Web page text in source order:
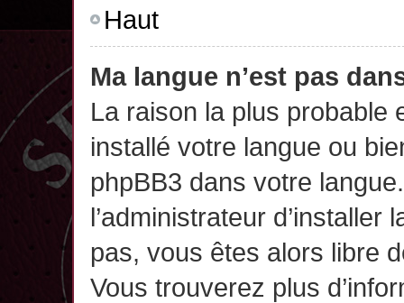
Haut
Ma langue n’est pas
La raison la plus probable
installé votre langue ou
phpBB3 dans votre
l’administrateur d’installer
pas, vous êtes alors libre
Vous trouverez plus